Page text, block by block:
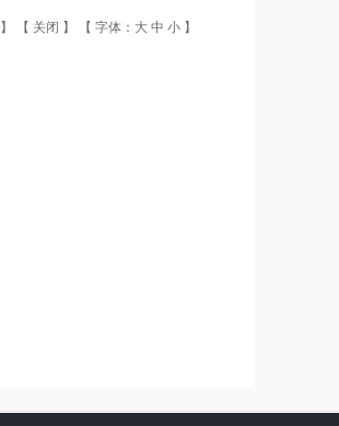
】 【 关闭 】 【 字体： 大中 小 】